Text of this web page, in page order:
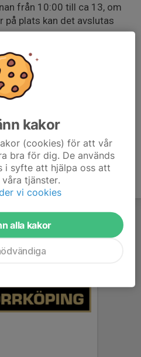
från 10:00 till ca 13, om
på plats kan det avslutas
har ingen till försäljning på
hagelskytte, hörselskydd
kakor
(cookies) för att vår
bra för dig. De används
i syfte att hjälpa oss att
tjänster.
vi cookies
alla kakor